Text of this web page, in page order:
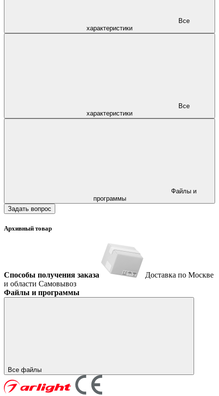
характеристики
характеристики
программы
Задать вопрос
Архивный товар
Способы получения заказа
Доставка по Москве
и области Самовывоз
Файлы и программы
Все файлы